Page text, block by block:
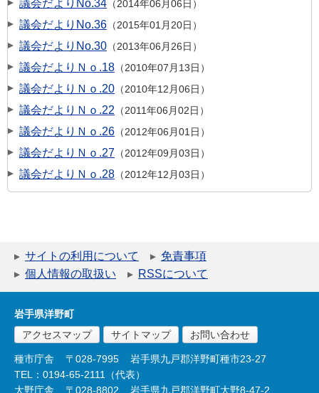
議会だよりNo.34 2014年06月06日
議会だよりNo.36 2015年01月20日
議会だよりNo.30 2013年06月26日
議会だよりＮｏ.18 2010年07月13日
議会だよりＮｏ.20 2010年12月06日
議会だよりＮｏ.22 2011年06月02日
議会だよりＮｏ.26 2012年06月01日
議会だよりＮｏ.27 2012年09月03日
議会だよりＮｏ.28 2012年12月03日
サイトの利用について
免責事項
個人情報の取扱い
RSSについて
岩手県洋野町
アクセスマップ
サイトマップ お問い合わせ
種市庁舎 〒028-7995
岩手県九戸郡洋野町種市23-27
TEL：0194-65-2111（代表）
大野庁舎
〒028-8802 岩手県九戸郡洋野町大野8-47-2